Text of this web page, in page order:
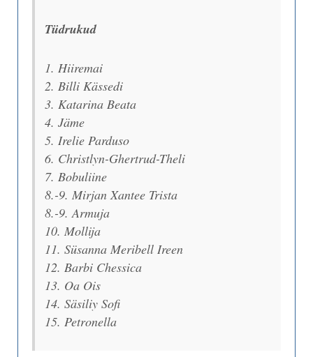
Tüdrukud
1. Hiiremai
2. Billi Kässedi
3. Katarina Beata
4. Jäme
5. Irelie Parduso
6. Christlyn-Ghertrud-Theli
7. Bobuliine
8.-9. Mirjan Xantee Trista
8.-9. Armuja
10. Mollija
11. Süsanna Meribell Ireen
12. Barbi Chessica
13. Oa Ois
14. Säsiliy Sofi
15. Petronella